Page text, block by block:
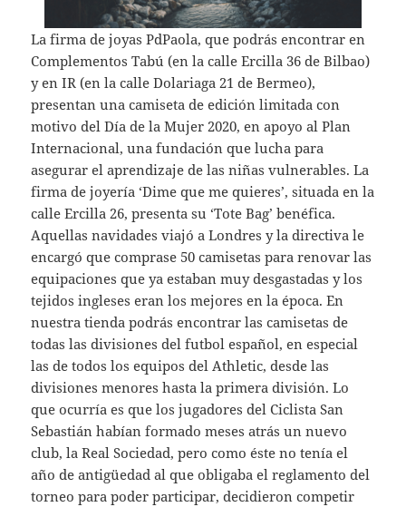
La firma de joyas PdPaola, que podrás encontrar en
Complementos Tabú (en la calle Ercilla 36 de Bilbao)
y en IR (en la calle Dolariaga 21 de Bermeo),
presentan una camiseta de edición limitada con
motivo del Día de la Mujer 2020, en apoyo al Plan
Internacional, una fundación que lucha para
asegurar el aprendizaje de las niñas vulnerables. La
firma de joyería ‘Dime que me quieres’, situada en la
calle Ercilla 26, presenta su ‘Tote Bag’ benéfica.
Aquellas navidades viajó a Londres y la directiva le
encargó que comprase 50 camisetas para renovar las
equipaciones que ya estaban muy desgastadas y los
tejidos ingleses eran los mejores en la época. En
nuestra tienda podrás encontrar las camisetas de
todas las divisiones del futbol español, en especial
las de todos los equipos del Athletic, desde las
divisiones menores hasta la primera división. Lo
que ocurría es que los jugadores del Ciclista San
Sebastián habían formado meses atrás un nuevo
club, la Real Sociedad, pero como éste no tenía el
año de antigüedad al que obligaba el reglamento del
torneo para poder participar, decidieron competir